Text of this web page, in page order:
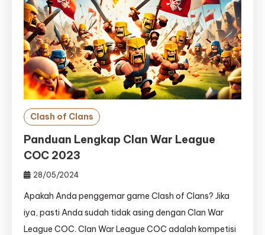
Clash of Clans
Panduan Lengkap Clan War League
COC 2023
28/05/2024
Apakah Anda penggemar game Clash of Clans? Jika
iya, pasti Anda sudah tidak asing dengan Clan War
League COC. Clan War League COC adalah kompetisi